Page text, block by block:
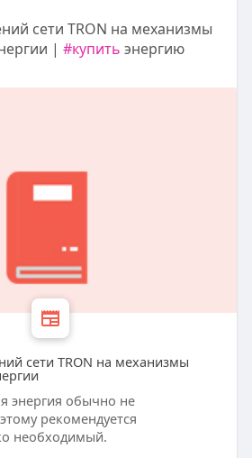
сети TRON на механизмы
| #купить энергию
сети TRON на механизмы
энергия обычно не
рекомендуется
необходимый.